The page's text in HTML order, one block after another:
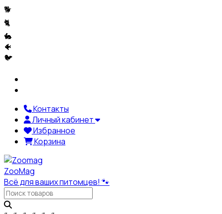
🐕
🐈
🐇
🐠
🐦
Контакты
Личный кабинет
Избранное
Корзина
ZooMag
Всё для ваших питомцев! 🐾